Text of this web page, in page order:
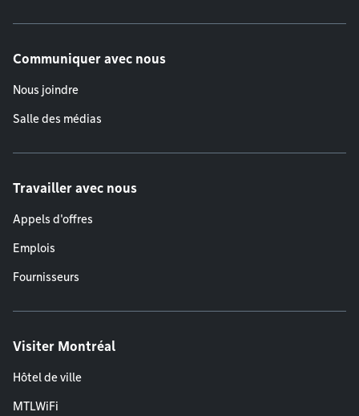
Communiquer avec nous
Nous joindre
Salle des médias
Travailler avec nous
Appels d'offres
Emplois
Fournisseurs
Visiter Montréal
Hôtel de ville
MTLWiFi